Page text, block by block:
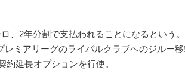
、2年分割で支払われることになるという。
ミアリーグのライバルクラブへのジルー移
約延長オプションを行使。